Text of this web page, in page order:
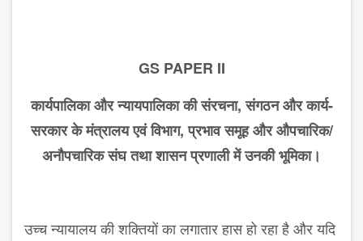
GS PAPER II
कार्यपालिका और न्यायपालिका की संरचना, संगठन और कार्य-
सरकार के मंत्रालय एवं विभाग, प्रभाव समूह और औपचारिक/
अनौपचारिक संघ तथा शासन प्रणाली में उनकी भूमिका।
उच्च न्यायालय की शक्तियों का लगातार हास हो रहा है और यदि